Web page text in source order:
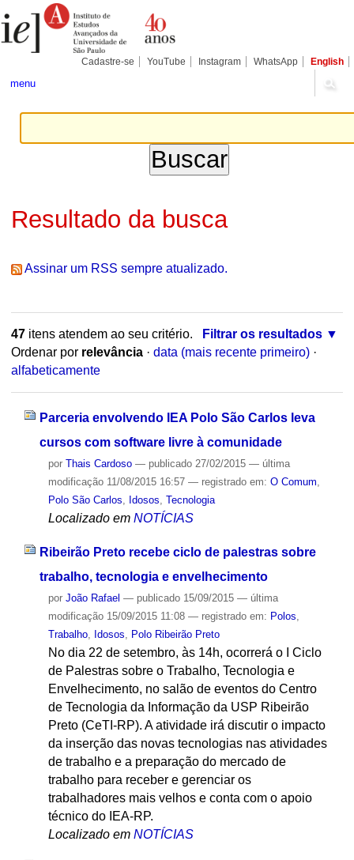
para
conteúdo.
Pessoais
Cadastre-se YouTube Instagram WhatsApp English
menu
Resultado da busca
Assinar um RSS sempre atualizado.
47itens atendem ao seu critério.
Filtrar os resultados
Ordenar por relevância · data (mais recente primeiro) ·
alfabeticamente
Parceria envolvendo IEA Polo São Carlos leva
cursos com software livre à comunidade
por Thais Cardoso — publicado27/02/2015 — última
modificação11/08/2015 16:57 — registrado em: O Comum
Polo São Carlos
Idosos Tecnologia
Localizado em NOTÍCIAS
Ribeirão Preto recebe ciclo de palestras sobre
trabalho, tecnologia e envelhecimento
por João Rafael — publicado15/09/2015 — última
modificação15/09/2015 11:08 — registrado em: Polos
Trabalho, Idosos Polo Ribeirão Preto
No dia 22 de setembro, às 14h, ocorrerá o I Ciclo
de Palestras sobre o Trabalho, Tecnologia e
Envelhecimento, no salão de eventos do Centro
de Tecnologia da Informação da USP Ribeirão
Preto (CeTI-RP). A atividade irá discutir o impacto
da inserção das novas tecnologias nas atividades
de trabalho e a preparação do mercado de
trabalho para receber e gerenciar os
trabalhadores mais velhos e conta com o apoio
técnico do IEA-RP.
Localizado em NOTÍCIAS